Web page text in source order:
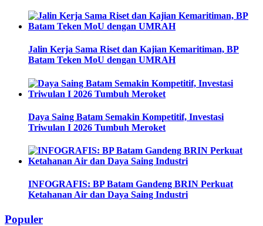
Jalin Kerja Sama Riset dan Kajian Kemaritiman, BP
Batam Teken MoU dengan UMRAH
Daya Saing Batam Semakin Kompetitif, Investasi
Triwulan I 2026 Tumbuh Meroket
INFOGRAFIS: BP Batam Gandeng BRIN Perkuat
Ketahanan Air dan Daya Saing Industri
Populer